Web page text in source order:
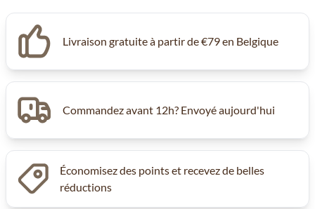
Livraison gratuite à partir de €79 en Belgique
Commandez avant 12h? Envoyé aujourd'hui
Économisez des points et recevez de belles
réductions